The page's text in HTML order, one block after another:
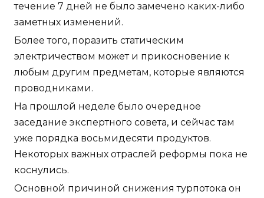
течение 7 дней не было замечено каких-либо
заметных изменений.
Более того, поразить статическим
электричеством может и прикосновение к
любым другим предметам, которые являются
проводниками.
На прошлой неделе было очередное
заседание экспертного совета, и сейчас там
уже порядка восьмидесяти продуктов.
Некоторых важных отраслей реформы пока не
коснулись.
Основной причиной снижения турпотока он